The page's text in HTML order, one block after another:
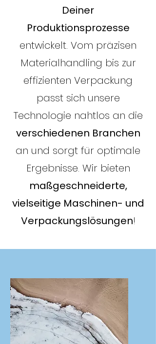
Deiner
Produktionsprozesse
entwickelt. Vom präzisen
Materialhandling bis zur
effizienten Verpackung
passt sich unsere
Technologie nahtlos an die
verschiedenen Branchen
an und sorgt für optimale
Ergebnisse. Wir bieten
maßgeschneiderte,
vielseitige Maschinen- und
Verpackungslösungen!